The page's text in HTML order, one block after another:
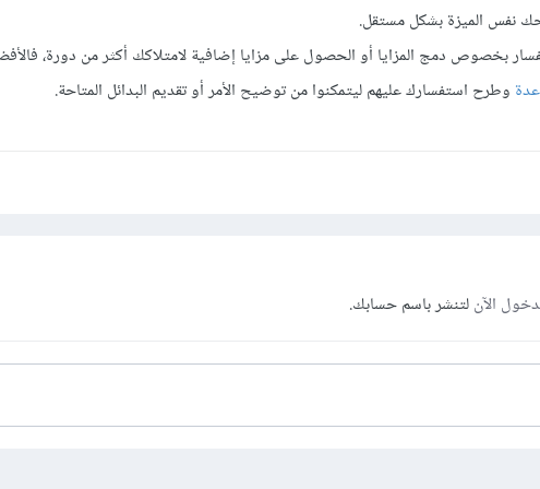
نفس الميزة بشكل مستقل.
بخصوص دمج المزايا أو الحصول على مزايا إضافية لامتلاكك أكثر من دورة،
وطرح استفسارك عليهم ليتمكنوا من توضيح الأمر أو تقديم البدائل المتاحة.
الآنلتنشر باسم حسابك.